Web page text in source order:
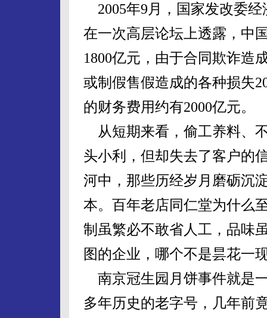
2005年9月，国家发改委
在一次高层论坛上透露，中
1800亿元，由于合同欺诈造
或制假售假造成的各种损失
的财务费用约有2000亿元。
从短期来看，偷工养料、
头小利，但却失去了客户的
河中，那些历经岁月磨砺沉
本。百年老店同仁堂为什么
制虽繁必不敢省人工，品味
图的企业，哪个不是昙花一
南京冠生园月饼事件就是
多年历史的老字号，几年前